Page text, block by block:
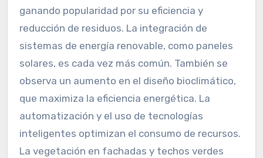
ganando popularidad por su eficiencia y
reducción de residuos. La integración de
sistemas de energía renovable, como paneles
solares, es cada vez más común. También se
observa un aumento en el diseño bioclimático,
que maximiza la eficiencia energética. La
automatización y el uso de tecnologías
inteligentes optimizan el consumo de recursos.
La vegetación en fachadas y techos verdes